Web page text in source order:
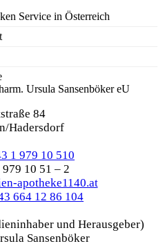
Service in Österreich
Ursula Sansenböker eU
84
Hadersdorf
1 979 10 510
10 51 – 2
apotheke1140.at
664 12 86 104
und Herausgeber)
Sansenböker